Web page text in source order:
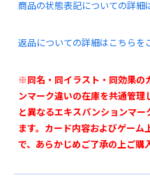
商品の状態表記についての詳細
返品についての詳細はこちらを
※同名・同イラスト・同効果の
ンマーク違いの在庫を共通管理
と異なるエキスパンションマ
ます。カード内容およびゲーム
で、あらかじめご了承の上ご購